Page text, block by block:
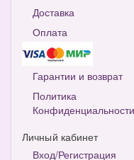
Доставка
Оплата
Гарантии и возврат
Политика
Конфиденциальности
Личный кабинет
Вход/Регистрация